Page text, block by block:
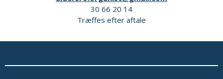
30 66 20 14
Træffes efter aftale